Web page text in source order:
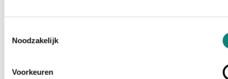
Noodzakelijk
Voorkeuren